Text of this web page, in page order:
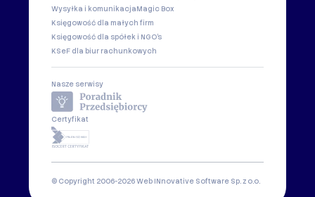
Wysyłka i komunikacjaMagic Box
Księgowość dla małych firm
Księgowość dla spółek i NGO's
KSeF dla biur rachunkowych
Nasze serwisy
Certyfikat
© Copyright 2006-2026 Web INnovative Software Sp. z o.o.